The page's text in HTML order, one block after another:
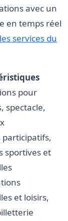
avec un
en temps réel
les services du
pour
spectacle,
participatifs,
sportives et
et loisirs,